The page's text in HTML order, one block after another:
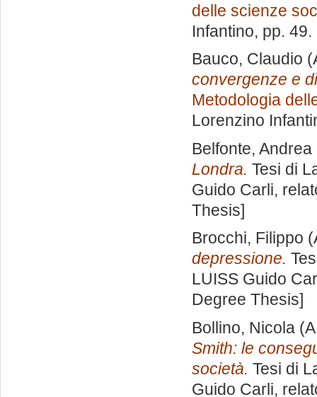
delle scienze
Infantino, pp.
Bauco, Claudio
convergenze e
Metodologia
Lorenzino
Belfonte, Andrea
Londra. Tesi di
Guido Carli,
Thesis]
Brocchi, Filippo
depressione.
LUISS Guido
Degree Thesis]
Bollino, Nicola
Smith: le
società. Tesi di
Guido Carli,